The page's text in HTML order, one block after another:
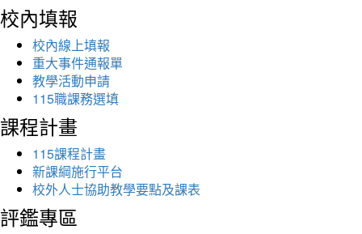
校內填報
校內線上填報
重大事件通報單
教學活動申請
115職課務選填
課程計畫
115課程計畫
新課綱施行平台
校外人士協助教學要點及課表
評鑑專區